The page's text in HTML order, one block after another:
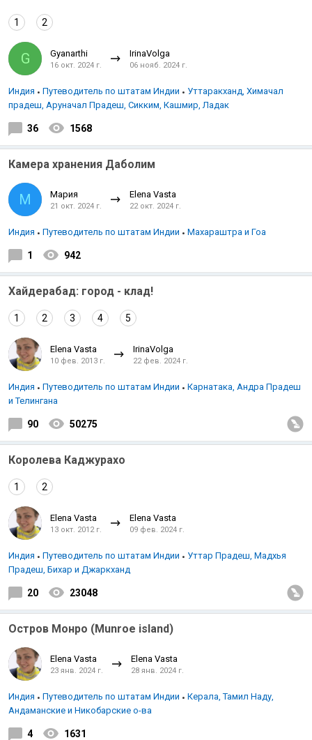
1 2
G Gyanarthi
16 окт. 2024 г.
IrinaVolga
06 нояб. 2024 г.
Индия Путеводитель по штатам Индии
Уттаракханд, Химачал
прадеш, Аруначал Прадеш, Сикким, Кашмир, Ладак
36 1568
Камера хранения Даболим
М Мария
21 окт. 2024 г.
Elena Vasta
22 окт. 2024 г.
Индия Путеводитель по штатам Индии Махараштра и Гоа
1 942
Хайдерабад: город - клад!
1 2 3 4 5
Elena Vasta
10 фев. 2013 г.
IrinaVolga
22 фев. 2024 г.
Индия Путеводитель по штатам Индии
Карнатака, Андра Прадеш
и Телингана
90 50275
Королева Каджурахо
1 2
Elena Vasta
13 окт. 2012 г.
Elena Vasta
09 фев. 2024 г.
Индия Путеводитель по штатам Индии
Уттар Прадеш, Мадхья
Прадеш, Бихар и Джаркханд
20 23048
Остров Монро (Munroe island)
Elena Vasta
23 янв. 2024 г.
Elena Vasta
28 янв. 2024 г.
Индия Путеводитель по штатам Индии
Керала, Тамил Наду,
Андаманские и Никобарские о-ва
4 1631